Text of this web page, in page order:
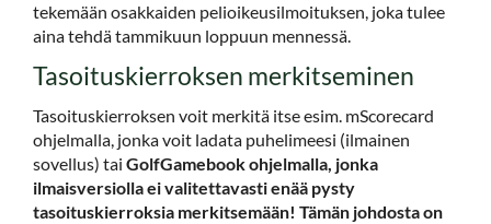
tekemään osakkaiden pelioikeusilmoituksen, joka tulee
aina tehdä tammikuun loppuun mennessä.
Tasoituskierroksen merkitseminen
Tasoituskierroksen voit merkitä itse esim. mScorecard
ohjelmalla, jonka voit ladata puhelimeesi (ilmainen
sovellus) tai GolfGamebook ohjelmalla, jonka
ilmaisversiolla ei valitettavasti enää pysty
tasoituskierroksia merkitsemään! Tämän johdosta on